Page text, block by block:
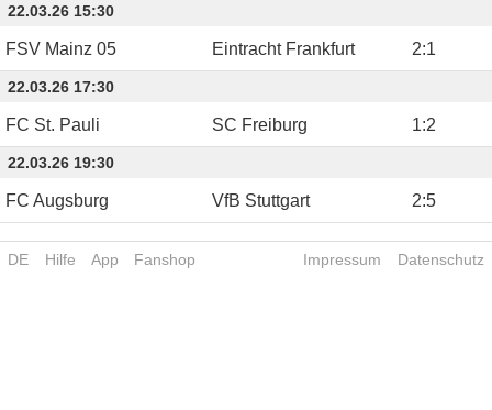
22.03.26 15:30
FSV Mainz 05 Eintracht Frankfurt 2:1
22.03.26 17:30
FC St. Pauli SC Freiburg 1:2
22.03.26 19:30
FC Augsburg VfB Stuttgart 2:5
DE Hilfe App Fanshop Impressum Datenschutz